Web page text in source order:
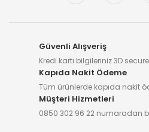
Güvenli Alışveriş
Kredi kartı bilgileriniz 3D
Kapıda Nakit Ödeme
Tüm ürünlerde kapıda nakit
Müşteri Hizmetleri
0850 302 96 22 numaradan